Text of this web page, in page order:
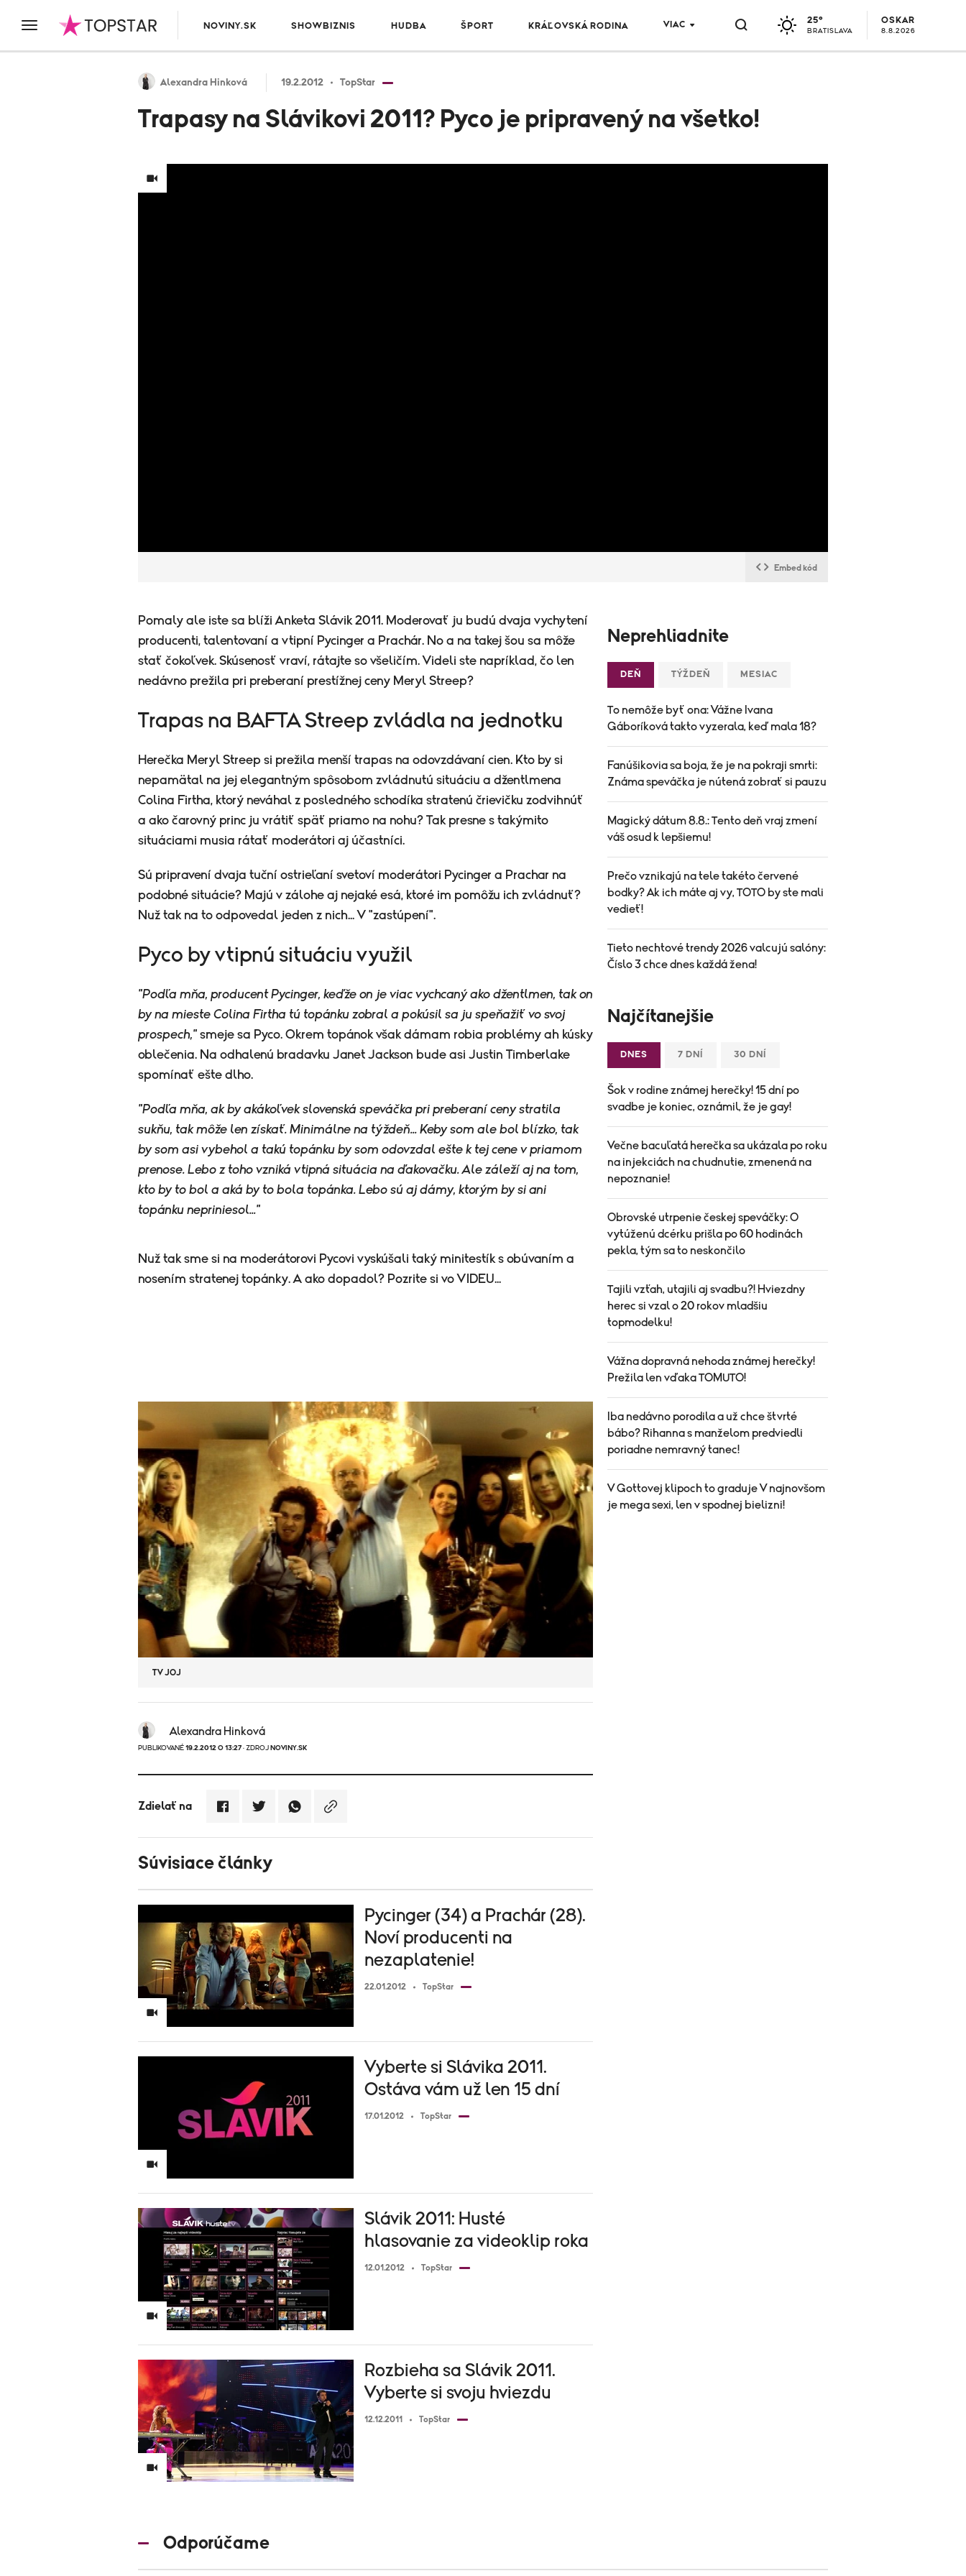
NOVINY.SK SHOWBIZNIS HUDBA ŠPORT KRÁĽOVSKÁ RODINA VIAC 25°
BRATISLAVA
OSKAR
8.8.2026
Alexandra Hinková 19.2.2012 TopStar
Trapasy na Slávikovi 2011? Pyco je pripravený na všetko!
Embed kód
Pomaly ale iste sa blíži Anketa Slávik 2011. Moderovať ju budú dvaja vychytení
producenti, talentovaní a vtipní Pycinger a Prachár. No a na takej šou sa môže
stať čokoľvek. Skúsenosť vraví, rátajte so všeličím. Videli ste napríklad, čo len
nedávno prežila pri preberaní prestížnej ceny Meryl Streep?
Trapas na BAFTA Streep zvládla na jednotku
Herečka Meryl Streep si prežila menší trapas na odovzdávaní cien. Kto by si
nepamätal na jej elegantným spôsobom zvládnutú situáciu a džentlmena
Colina Firtha, ktorý neváhal z posledného schodíka stratenú črievičku zodvihnúť
a ako čarovný princ ju vrátiť späť priamo na nohu? Tak presne s takýmito
situáciami musia rátať moderátori aj účastníci.
Sú pripravení dvaja tuční ostrieľaní svetoví moderátori Pycinger a Prachar na
podobné situácie? Majú v zálohe aj nejaké esá, ktoré im pomôžu ich zvládnuť?
Nuž tak na to odpovedal jeden z nich... V "zastúpení".
Pyco by vtipnú situáciu využil
"Podľa mňa, producent Pycinger, keďže on je viac vychcaný ako džentlmen, tak on
by na mieste Colina Firtha tú topánku zobral a pokúsil sa ju speňažiť vo svoj
prospech," smeje sa Pyco. Okrem topánok však dámam robia problémy ah kúsky
oblečenia. Na odhalenú bradavku Janet Jackson bude asi Justin Timberlake
spomínať ešte dlho.
"Podľa mňa, ak by akákoľvek slovenská speváčka pri preberaní ceny stratila
sukňu, tak môže len získať. Minimálne na týždeň... Keby som ale bol blízko, tak
by som asi vybehol a takú topánku by som odovzdal ešte k tej cene v priamom
prenose. Lebo z toho vzniká vtipná situácia na ďakovačku. Ale záleží aj na tom,
kto by to bol a aká by to bola topánka. Lebo sú aj dámy, ktorým by si ani
topánku nepriniesol..."
Nuž tak sme si na moderátorovi Pycovi vyskúšali taký minitestík s obúvaním a
nosením stratenej topánky. A ako dopadol? Pozrite si vo VIDEU...
TV JOJ
Alexandra Hinková
PUBLIKOVANÉ 19.2.2012 O 13:27 · ZDROJ NOVINY.SK
Zdielať na
Súvisiace články
Pycinger (34) a Prachár (28).
Noví producenti na
nezaplatenie!
22.01.2012 TopStar
Vyberte si Slávika 2011.
Ostáva vám už len 15 dní
17.01.2012 TopStar
Slávik 2011: Husté
hlasovanie za videoklip roka
12.01.2012 TopStar
Rozbieha sa Slávik 2011.
Vyberte si svoju hviezdu
12.12.2011 TopStar
Neprehliadnite
DEŇ TÝŽDEŇ MESIAC
To nemôže byť ona: Vážne Ivana
Gáboríková takto vyzerala, keď mala 18?
Fanúšikovia sa boja, že je na pokraji smrti:
Známa speváčka je nútená zobrať si pauzu
Magický dátum 8.8.: Tento deň vraj zmení
váš osud k lepšiemu!
Prečo vznikajú na tele takéto červené
bodky? Ak ich máte aj vy, TOTO by ste mali
vedieť!
Tieto nechtové trendy 2026 valcujú salóny:
Číslo 3 chce dnes každá žena!
Najčítanejšie
DNES 7 DNÍ 30 DNÍ
Šok v rodine známej herečky! 15 dní po
svadbe je koniec, oznámil, že je gay!
Večne bacuľatá herečka sa ukázala po roku
na injekciách na chudnutie, zmenená na
nepoznanie!
Obrovské utrpenie českej speváčky: O
vytúženú dcérku prišla po 60 hodinách
pekla, tým sa to neskončilo
Tajili vzťah, utajili aj svadbu?! Hviezdny
herec si vzal o 20 rokov mladšiu
topmodelku!
Vážna dopravná nehoda známej herečky!
Prežila len vďaka TOMUTO!
Iba nedávno porodila a už chce štvrté
bábo? Rihanna s manželom predviedli
poriadne nemravný tanec!
V Gottovej klipoch to graduje V najnovšom
je mega sexi, len v spodnej bielizni!
Odporúčame